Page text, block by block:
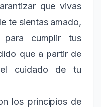
que vivas
te sientas amado,
para cumplir tus
que a partir de
cuidado de tu
los principios de